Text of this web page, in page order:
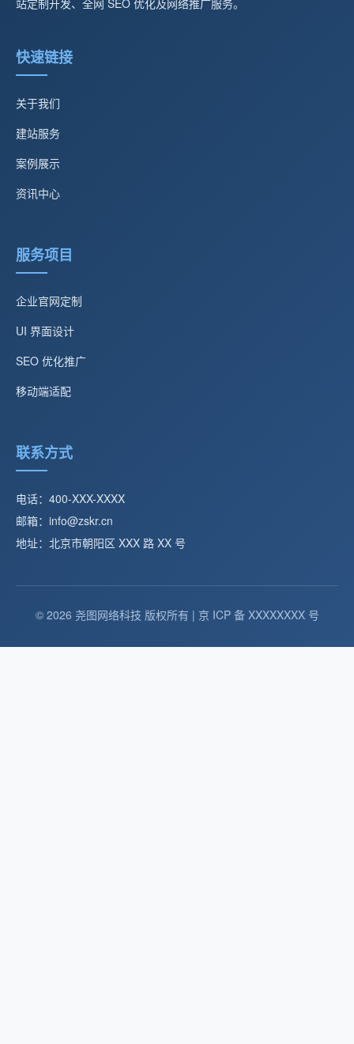
站定制开发、全网 SEO 优化及网络推广服务。
快速链接
关于我们
建站服务
案例展示
资讯中心
服务项目
企业官网定制
UI 界面设计
SEO 优化推广
移动端适配
联系方式
电话：400-XXX-XXXX
邮箱：info@zskr.cn
地址：北京市朝阳区 XXX 路 XX 号
© 2026 尧图网络科技 版权所有 | 京 ICP 备 XXXXXXXX 号